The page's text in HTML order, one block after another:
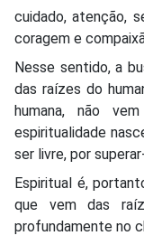
cuidado, atenção,
coragem e
Nesse sentido, a
das raízes do
humana, não
espiritualidade
ser livre, por
Espiritual é,
que vem das
profundamente no